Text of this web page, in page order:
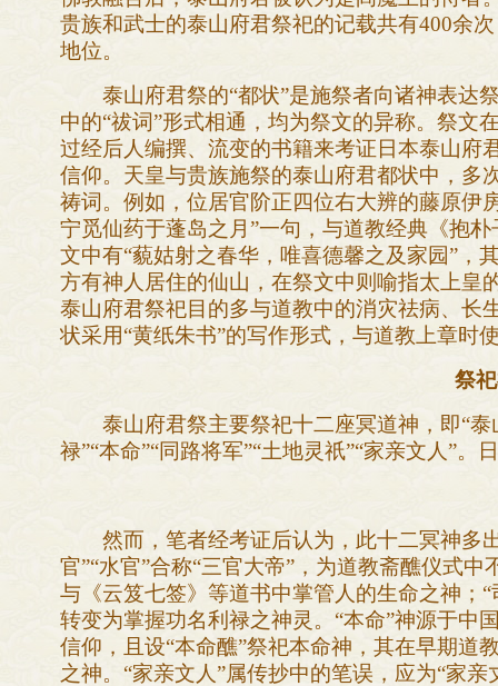
贵族和武士的泰山府君祭祀的记载共有400余
地位。
泰山府君祭的“都状”是施祭者向诸神表达祭
中的“祓词”形式相通，均为祭文的异称。祭文
过经后人编撰、流变的书籍来考证日本泰山府
信仰。天皇与贵族施祭的泰山府君都状中，多
祷词。例如，位居官阶正四位右大辨的藤原伊
宁觅仙药于蓬岛之月”一句，与道教经典《抱
文中有“藐姑射之春华，唯喜德馨之及家园”，
方有神人居住的仙山，在祭文中则喻指太上皇
泰山府君祭祀目的多与道教中的消灾祛病、长
状采用“黄纸朱书”的写作形式，与道教上章时
祭
泰山府君祭主要祭祀十二座冥道神，即“泰山
禄”“本命”“同路将军”“土地灵祇”“家亲文人”
然而，笔者经考证后认为，此十二冥神多出
官”“水官”合称“三官大帝”，为道教斋醮仪式
与《云笈七签》等道书中掌管人的生命之神；
转变为掌握功名利禄之神灵。“本命”神源于中
信仰，且设“本命醮”祭祀本命神，其在早期道
之神。“家亲文人”属传抄中的笔误，应为“家